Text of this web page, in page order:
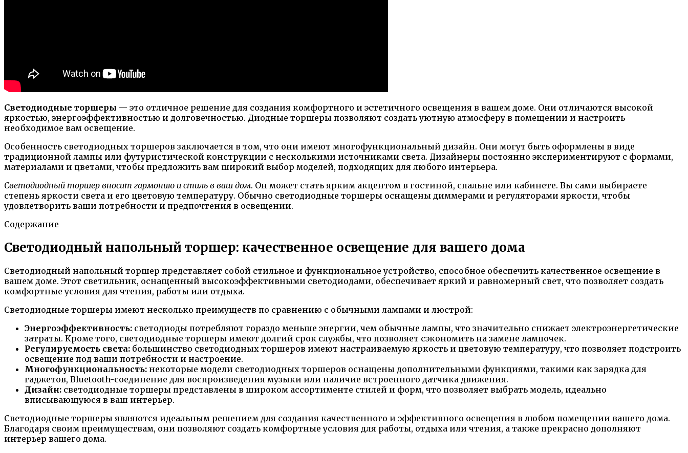
Светодиодные торшеры — это отличное решение для создания комфортного и эстетичного освещения в вашем доме. Они отличаются высокой
яркостью, энергоэффективностью и долговечностью. Диодные торшеры позволяют создать уютную атмосферу в помещении и настроить
необходимое вам освещение.
Особенность светодиодных торшеров заключается в том, что они имеют многофункциональный дизайн. Они могут быть оформлены в виде
традиционной лампы или футуристической конструкции с несколькими источниками света. Дизайнеры постоянно экспериментируют с формами,
материалами и цветами, чтобы предложить вам широкий выбор моделей, подходящих для любого интерьера.
Светодиодный торшер вносит гармонию и стиль в ваш дом. Он может стать ярким акцентом в гостиной, спальне или кабинете. Вы сами выбираете
степень яркости света и его цветовую температуру. Обычно светодиодные торшеры оснащены диммерами и регуляторами яркости, чтобы
удовлетворить ваши потребности и предпочтения в освещении.
Содержание
Светодиодный напольный торшер: качественное освещение для вашего дома
Светодиодный напольный торшер представляет собой стильное и функциональное устройство, способное обеспечить качественное освещение в
вашем доме. Этот светильник, оснащенный высокоэффективными светодиодами, обеспечивает яркий и равномерный свет, что позволяет создать
комфортные условия для чтения, работы или отдыха.
Светодиодные торшеры имеют несколько преимуществ по сравнению с обычными лампами и люстрой:
Энергоэффективность: светодиоды потребляют гораздо меньше энергии, чем обычные лампы, что значительно снижает электроэнергетические
затраты. Кроме того, светодиодные торшеры имеют долгий срок службы, что позволяет сэкономить на замене лампочек.
Регулируемость света: большинство светодиодных торшеров имеют настраиваемую яркость и цветовую температуру, что позволяет подстроить
освещение под ваши потребности и настроение.
Многофункциональность: некоторые модели светодиодных торшеров оснащены дополнительными функциями, такими как зарядка для
гаджетов, Bluetooth-соединение для воспроизведения музыки или наличие встроенного датчика движения.
Дизайн: светодиодные торшеры представлены в широком ассортименте стилей и форм, что позволяет выбрать модель, идеально
вписывающуюся в ваш интерьер.
Светодиодные торшеры являются идеальным решением для создания качественного и эффективного освещения в любом помещении вашего дома.
Благодаря своим преимуществам, они позволяют создать комфортные условия для работы, отдыха или чтения, а также прекрасно дополняют
интерьер вашего дома.